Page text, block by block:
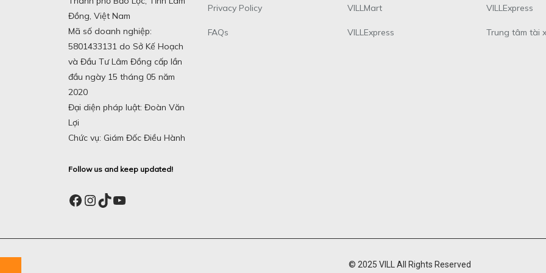
Đồng, Việt Nam
Mã số doanh nghiệp:
5801433131 do Sở Kế Hoạch
và Đầu Tư Lâm Đồng cấp lần
đầu ngày 15 tháng 05 năm
2020
Đại diện pháp luật: Đoàn Văn
Lợi
Chức vụ: Giám Đốc Điều Hành
Follow us and keep updated!
Facebook
Instagram
TikTok
YouTube
Privacy Policy
FAQs
VILLMart
VILLExpress
VILLExpress
Trung tâm tài
© 2025 VILL All Rights Reserved